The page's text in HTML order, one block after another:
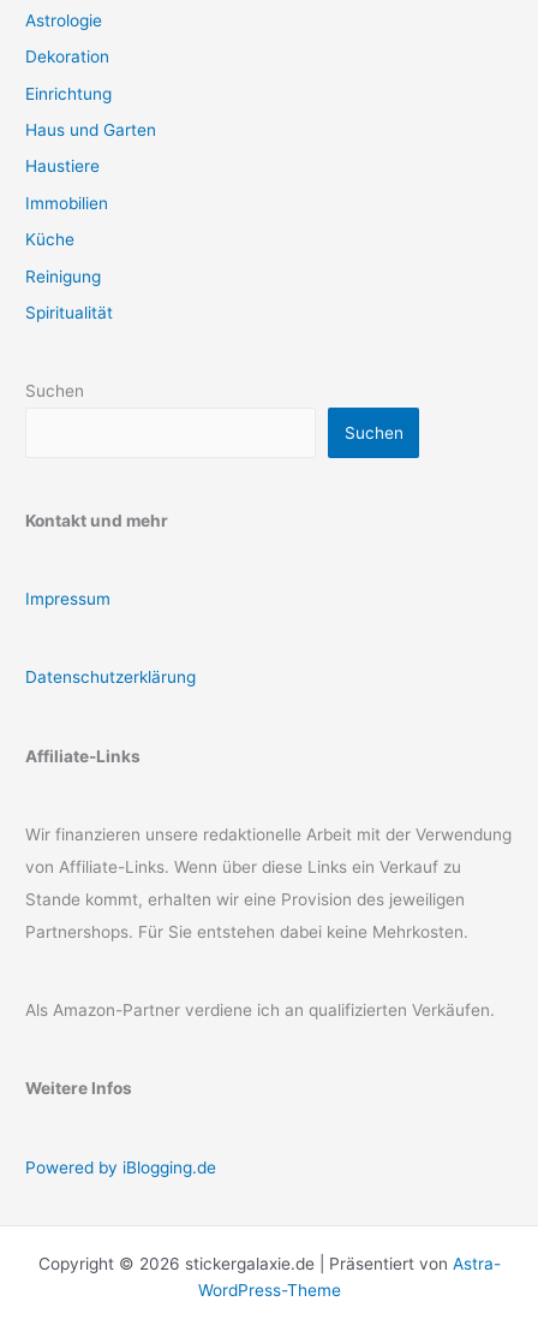
Astrologie
Dekoration
Einrichtung
Haus und Garten
Haustiere
Immobilien
Küche
Reinigung
Spiritualität
Suchen
Suchen
Kontakt und mehr
Impressum
Datenschutzerklärung
Affiliate-Links
Wir finanzieren unsere redaktionelle Arbeit mit der Verwendung
von Affiliate-Links. Wenn über diese Links ein Verkauf zu
Stande kommt, erhalten wir eine Provision des jeweiligen
Partnershops. Für Sie entstehen dabei keine Mehrkosten.
Als Amazon-Partner verdiene ich an qualifizierten Verkäufen.
Weitere Infos
Powered by iBlogging.de
Copyright © 2026 stickergalaxie.de | Präsentiert von Astra-
WordPress-Theme